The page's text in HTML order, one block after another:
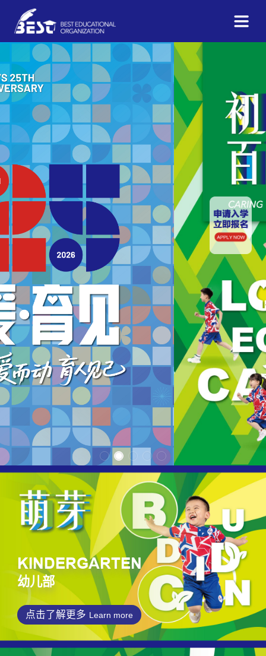
KINDERGARTEN
幼儿部
点击了解更多 Learn more